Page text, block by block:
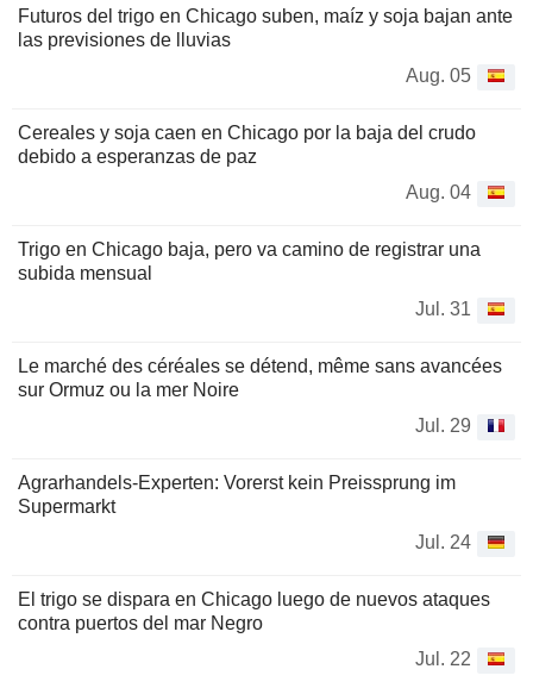
Futuros del trigo en Chicago suben, maíz y soja bajan ante
las previsiones de lluvias
Aug. 05
Cereales y soja caen en Chicago por la baja del crudo
debido a esperanzas de paz
Aug. 04
Trigo en Chicago baja, pero va camino de registrar una
subida mensual
Jul. 31
Le marché des céréales se détend, même sans avancées
sur Ormuz ou la mer Noire
Jul. 29
Agrarhandels-Experten: Vorerst kein Preissprung im
Supermarkt
Jul. 24
El trigo se dispara en Chicago luego de nuevos ataques
contra puertos del mar Negro
Jul. 22